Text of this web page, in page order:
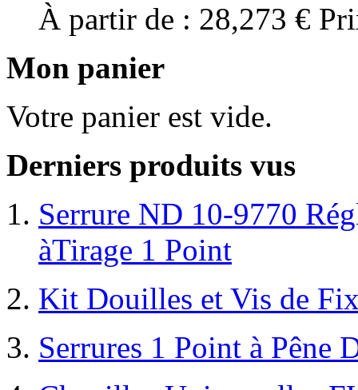
À partir de : 28,273 €
Mon panier
Votre panier est vide.
Derniers produits vus
Serrure ND 10-9770
àTirage 1 Point
Kit Douilles et Vis de
Serrures 1 Point à Pêne